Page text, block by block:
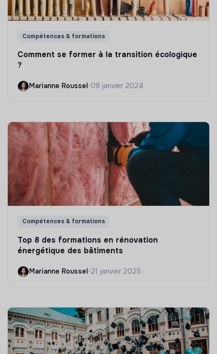
Compétences & formations
Comment se former à la transition écologique
?
Marianne Roussel •09 janvier 2024
Compétences & formations
Top 8 des formations en rénovation
énergétique des bâtiments
Marianne Roussel•21 janvier 2025